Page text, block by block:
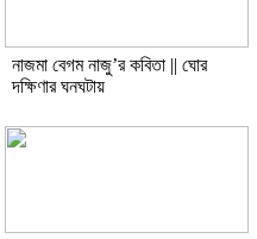
নাজমা বেগম নাজু’র কবিতা || ঘোর
দক্ষিণার ঘনঘটায়